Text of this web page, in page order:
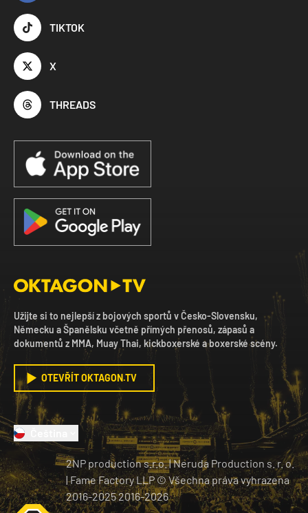
TIKTOK
X
THREADS
Užijte si to nejlepší z bojových sportů v Česko-Slovensku,
Německu a Španělsku včetně přímých přenosů, zápasů a
dokumentů z MMA, Muay Thai, kickboxerské a boxerské scény.
OTEVŘÍT OKTAGON.TV
2NP production s.r.o.|Neruda Production s. r. o.
| Fame Factory LLP © Všechna práva vyhrazena
2016-20252016-2026